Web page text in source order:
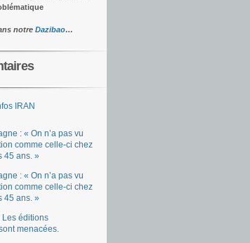
notre Dazibao…
IRAN
: « On n’a pas vu
comme celle-ci chez
45 ans. »
: « On n’a pas vu
comme celle-ci chez
45 ans. »
Les éditions
menacées.